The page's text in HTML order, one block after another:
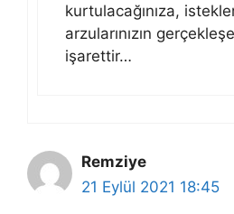
kurtulacağınıza,
arzularınızın
işarettir…
Remziye
21 Eylül 2021 18:45